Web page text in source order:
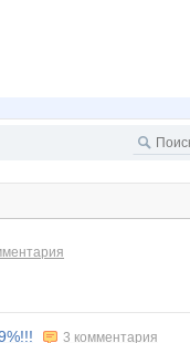
3 комментария